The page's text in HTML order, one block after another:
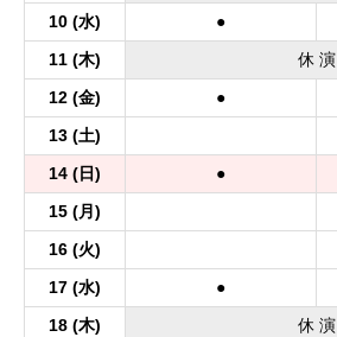
10 (水) ●
11 (木) 休演
12 (金)
●
13 (土)
14 (日) ●
15 (月)
16 (火)
17 (水) ●
18 (木) 休演